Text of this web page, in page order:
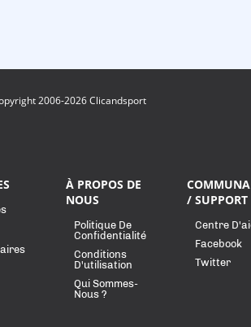
2006-2026 Clicandsport
À PROPOS DE
NOUS
Politique De
Confidentialité
Conditions
D'utilisation
Qui Sommes-
Nous ?
/ SUPPORT
Centre
Facebook
Twitter